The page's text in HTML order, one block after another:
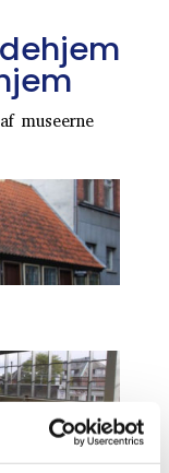
museerne